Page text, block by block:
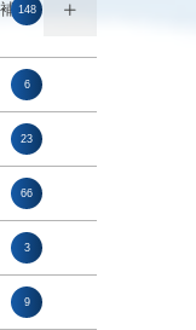
助
148
6
23
66
3
9